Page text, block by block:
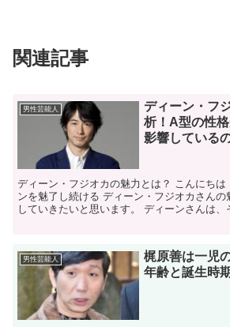
関連記事
男性芸能人
ディーン・フ
析！A型の性
影響している
ディーン・フジオカの魅力とは？ こんにちは
ンを魅了し続ける ディーン・フジオカさんの
していきたいと思います。 ディーンさんは
男性芸能人
梶原善は一児
年齢と誕生時